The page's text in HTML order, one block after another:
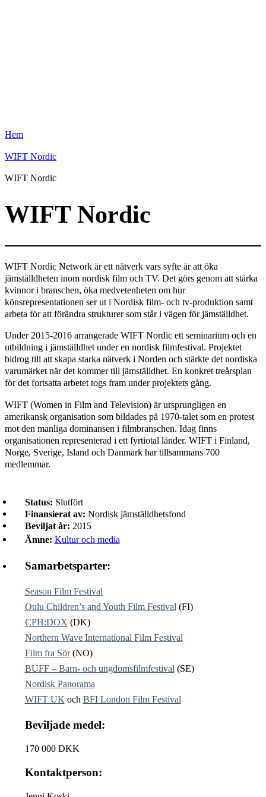
Hem
WIFT Nordic
WIFT Nordic
WIFT Nordic
WIFT Nordic Network är ett nätverk vars syfte är att öka
jämställdheten inom nordisk film och TV. Det görs genom att stärka
kvinnor i branschen, öka medvetenheten om hur
könsrepresentationen ser ut i Nordisk film- och tv-produktion samt
arbeta för att förändra strukturer som står i vägen för jämställdhet.
Under 2015-2016 arrangerade WIFT Nordic ett seminarium och en
utbildning i jämställdhet under en nordisk filmfestival. Projektet
bidrog till att skapa starka nätverk i Norden och stärkte det nordiska
varumärket när det kommer till jämställdhet. En konkret treårsplan
för det fortsatta arbetet togs fram under projektets gång.
WIFT (Women in Film and Television) är ursprungligen en
amerikansk organisation som bildades på 1970-talet som en protest
mot den manliga dominansen i filmbranschen. Idag finns
organisationen representerad i ett fyrtiotal länder. WIFT i Finland,
Norge, Sverige, Island och Danmark har tillsammans 700
medlemmar.
Status: Slutfört
Finansierat av: Nordisk jämställdhetsfond
Beviljat år: 2015
Ämne: Kultur och media
Samarbetsparter:
Season Film Festival
Oulu Children’s and Youth Film Festival (FI)
CPH:DOX (DK)
Northern Wave International Film Festival
Film fra Sör(NO)
BUFF – Barn- och ungdomsfilmfestival (SE)
Nordisk Panorama
WIFT UK och BFI London Film Festival
Beviljade medel:
170 000 DKK
Kontaktperson: